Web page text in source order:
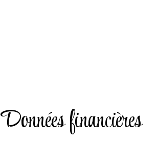
Données financières